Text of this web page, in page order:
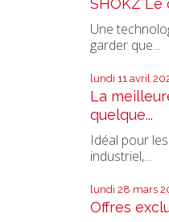
Une
garder que...
lundi 11 avril
La
quelque...
Idéal pour
industriel,...
lundi 28 mars
Offres